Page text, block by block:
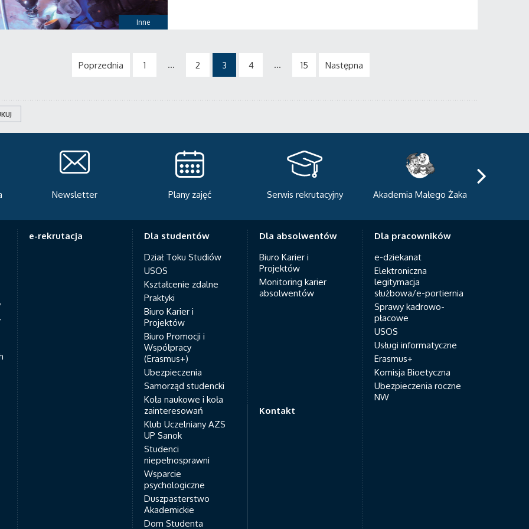
Inne
Poprzednia 1 ... 2 3 4 ... 15 Następna
Plany zajęć Serwis rekrutacyjny Akademia Małego Żaka
Centrum Sportowo-
e-rekrutacja
Dla studentów
Dział Toku Studiów
USOS
Kształcenie zdalne
Praktyki
Biuro Karier i
Projektów
Biuro Promocji i
Współpracy
(Erasmus+)
Ubezpieczenia
Samorząd studencki
Koła naukowe i koła
zainteresowań
Klub Uczelniany AZS
UP Sanok
Studenci
niepełnosprawni
Wsparcie
psychologiczne
Duszpasterstwo
Akademickie
Dom Studenta
Dla absolwentów
Biuro Karier i
Projektów
Monitoring karier
absolwentów
Dla pracowników
e-dziekanat
Elektroniczna
legitymacja
służbowa/e-portiernia
Sprawy kadrowo-
płacowe
USOS
Usługi informatyczne
Erasmus+
Komisja Bioetyczna
Ubezpieczenia roczne
NW
Kontakt